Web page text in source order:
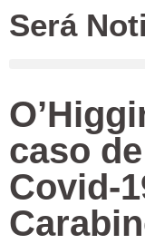
Será
caso
Covid-